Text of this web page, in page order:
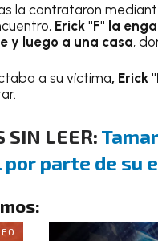
la contrataron
Erick "F" la
y luego a una casa,
a su víctima, Erick
SIN LEER:
parte de su